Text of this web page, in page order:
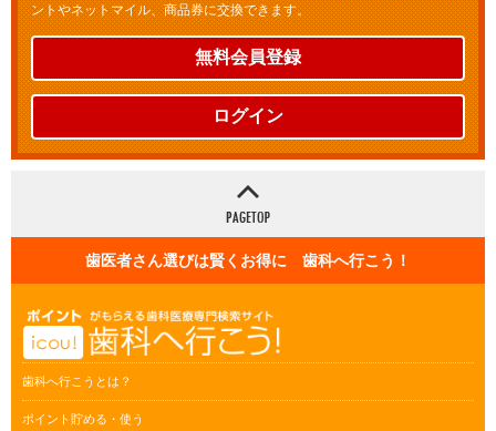
ントやネットマイル、商品券に交換できます。
無料会員登録
ログイン
歯医者さん選びは賢くお得に 歯科へ行こう！
歯科へ行こうとは？
ポイント貯める・使う